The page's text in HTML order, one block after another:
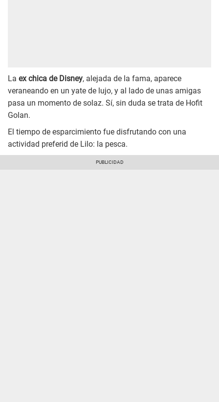
La ex chica de Disney, alejada de la fama, aparece
veraneando en un yate de lujo, y al lado de unas amigas
pasa un momento de solaz. Sí, sin duda se trata de Hofit
Golan.
El tiempo de esparcimiento fue disfrutando con una
actividad preferid de Lilo: la pesca.